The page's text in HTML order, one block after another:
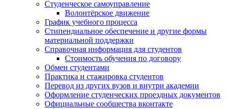
Студенческое самоуправление
Волонтёрское движение
График учебного процесса
Стипендиальное обеспечение и другие формы
материальной поддержки
Справочная информация для студентов
Cтоимость обучения по договору
Обмен студентами
Практика и стажировка студентов
Перевод из других вузов и внутри академии
Оформление студенческих проездных документов
Официальные сообщества вконтакте